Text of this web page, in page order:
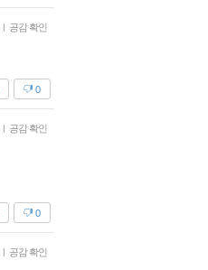
| 공감 확인
0
| 공감 확인
0
| 공감 확인